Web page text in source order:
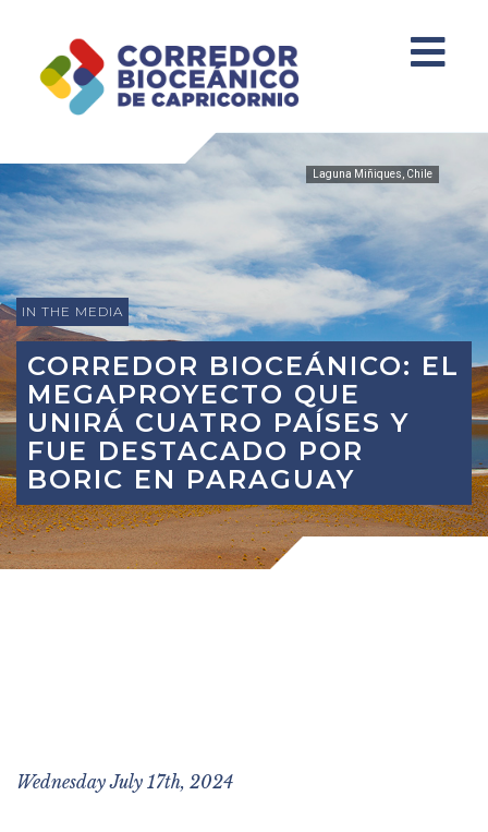
Laguna Miñiques, Chile
IN THE MEDIA
CORREDOR BIOCEÁNICO: EL
MEGAPROYECTO QUE
UNIRÁ CUATRO PAÍSES Y
FUE DESTACADO POR
BORIC EN PARAGUAY
Wednesday July 17th, 2024